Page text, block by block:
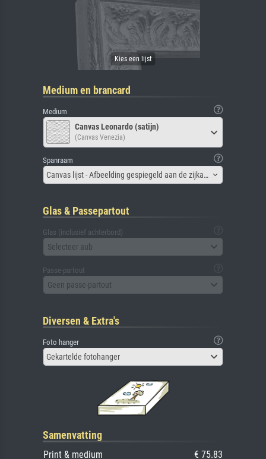
Medium en brancard
Medium
Canvas Leonardo (satijn)
(Canvas Venezia)
Spanraam
Canvas lijst - Afbeelding gespiegeld aan de zijkant
Glas & Passepartout
Glas (inclusief achterbord)
Selecteer aub
Passe-partout
Geen passe-partout
Diversen & Extra's
Foto hanger
Gekartelde fotohanger
Samenvatting
Print & medium € 75.83